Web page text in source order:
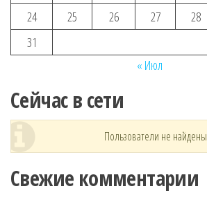
24
25 26 27 28
31
« Июл
Сейчас в сети
Пользователи не найдены
Свежие комментарии